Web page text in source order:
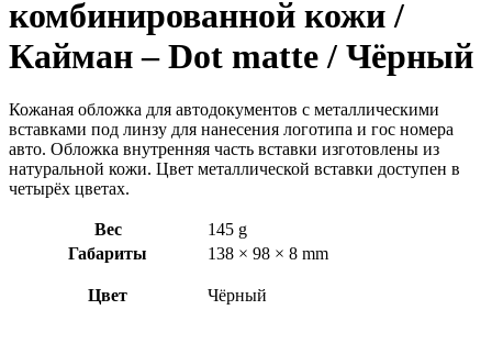
комбинированной кожи /
Кайман – Dot matte / Чёрный
Кожаная обложка для автодокументов с металлическими
вставками под линзу для нанесения логотипа и гос номера
авто. Обложка внутренняя часть вставки изготовлены из
натуральной кожи. Цвет металлической вставки доступен в
четырёх цветах.
Вес
145 g
Габариты
138 × 98 × 8 mm
Цвет Чёрный